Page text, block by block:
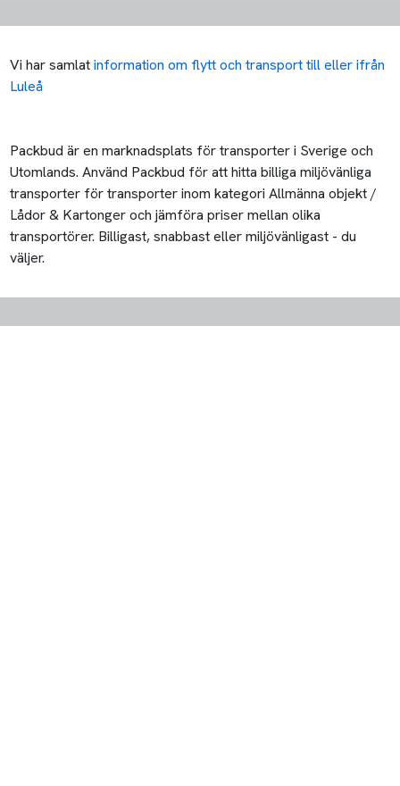
Vi har samlatinformation om flytt och transport till eller ifrån
Luleå
Packbud är en marknadsplats för transporter i Sverige och
Utomlands. Använd Packbud för att hitta billiga miljövänliga
transporter för transporter inom kategori Allmänna objekt /
Lådor & Kartonger och jämföra priser mellan olika
transportörer. Billigast, snabbast eller miljövänligast - du
väljer.